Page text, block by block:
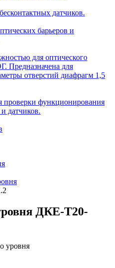
датчиков.
барьеров и
для оптического
Предназначена для
отверстий диафрагм 1,5
проверки функционирования
датчиков.
ДКЕ-Т20-
уровня